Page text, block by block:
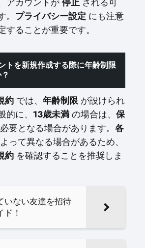
プライバシー設定 にも注意
することが重要です。
トを新規作成する際に年齢制限
約 では、 年齢制限が設けられ
に、 13歳未満の場合は、 保
要となる場合があります。 各
って異なる場合があるため、
約 を確認することを推奨しま
いない友達を招待
！